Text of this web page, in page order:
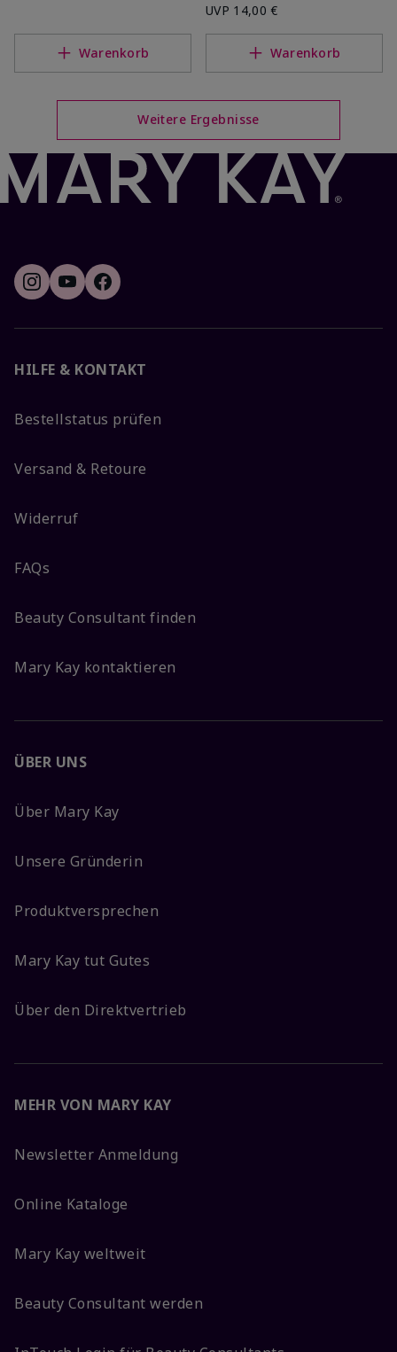
Warenkorb
UVP 14,00 €
Warenkorb
Weitere Ergebnisse
HILFE & KONTAKT
Bestellstatus prüfen
Versand & Retoure
Widerruf
FAQs
Beauty Consultant finden
Mary Kay kontaktieren
ÜBER UNS
Über Mary Kay
Unsere Gründerin
Produktversprechen
Mary Kay tut Gutes
Über den Direktvertrieb
MEHR VON MARY KAY
Newsletter Anmeldung
Online Kataloge
Mary Kay weltweit
Beauty Consultant werden